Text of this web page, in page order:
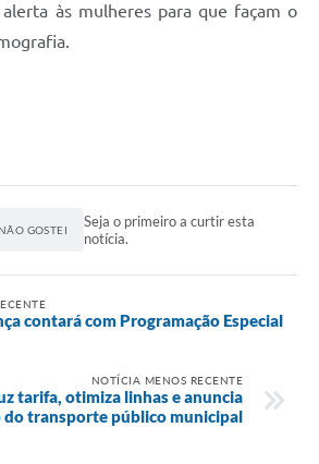
às mulheres para que façam o
NÃO GOSTEI
Seja o primeiro a curtir esta
notícia.
contará com Programação Especial
NOTÍCIA MENOS RECENTE
tarifa, otimiza linhas e anuncia
do transporte público municipal